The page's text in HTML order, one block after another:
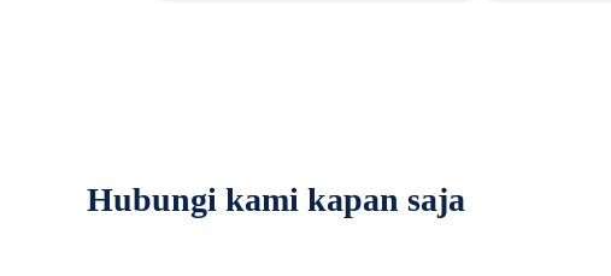
Hubungi kami kapan saja